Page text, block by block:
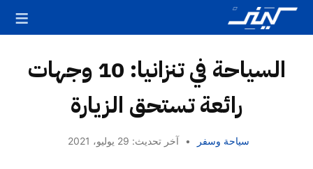
السياحة في تنزانيا: 10 وجهات
رائعة تستحق الزيارة
سياحة وسفر • آخر تحديث: 29 يوليو، 2021